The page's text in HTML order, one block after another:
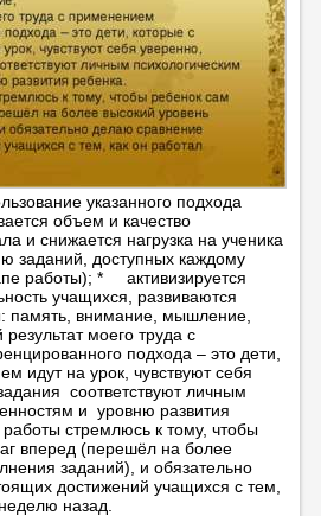
указанного подхода
объем и качество
и снижается нагрузка на ученика
заданий, доступных каждому
работы); * активизируется
учащихся, развиваются
память, внимание, мышление,
моего труда с
подхода – это дети,
идут на урок, чувствуют себя
соответствуют личным
и уровню развития
стремлюсь к тому, чтобы
вперед (перешёл на более
заданий), и обязательно
достижений учащихся с тем,
назад.